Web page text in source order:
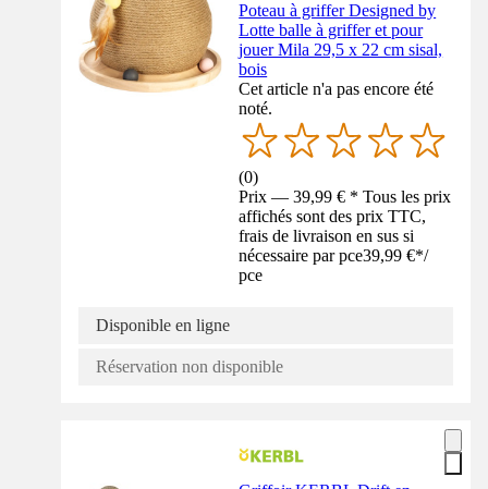
Poteau à griffer Designed by
Lotte balle à griffer et pour
jouer Mila 29,5 x 22 cm sisal,
bois
Cet article n'a pas encore été
noté.
(0)
Prix — 39,99 € * Tous les prix
affichés sont des prix TTC,
frais de livraison en sus si
nécessaire par pce39,99 €*/
pce
Disponible en ligne
Réservation non disponible